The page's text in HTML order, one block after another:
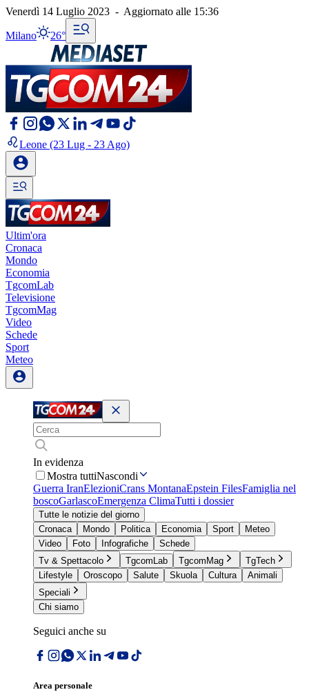
Venerdì 14 Luglio 2023 - Aggiornato alle 15:36
Milano 26°
Leone (23 Lug - 23 Ago)
Ultim'ora
Cronaca
Mondo
Economia
TgcomLab
Televisione
TgcomMag
Video
Schede
Sport
Meteo
In evidenza
Mostra tuttiNascondi
Guerra IranElezioniCrans MontanaEpstein FilesFamiglia nel
boscoGarlascoEmergenza ClimaTutti i dossier
Tutte le notizie del giorno
Cronaca
Mondo Politica Economia Sport
Meteo
Video
Foto Infografiche
Schede
Tv & Spettacolo
TgcomLab TgcomMag
TgTech
Lifestyle
Oroscopo Salute Skuola Cultura
Animali
Speciali
Chi siamo
Seguici anche su
Area personale